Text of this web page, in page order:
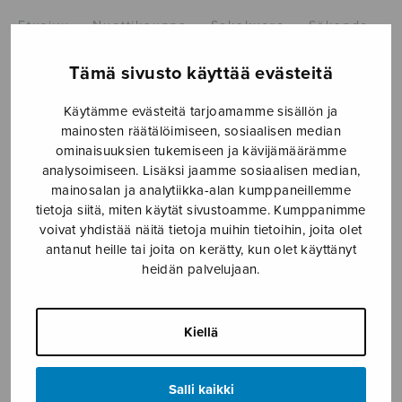
Tämä sivusto käyttää evästeitä
Käytämme evästeitä tarjoamamme sisällön ja
mainosten räätälöimiseen, sosiaalisen median
ominaisuuksien tukemiseen ja kävijämäärämme
analysoimiseen. Lisäksi jaamme sosiaalisen median,
mainosalan ja analytiikka-alan kumppaneillemme
tietoja siitä, miten käytät sivustoamme. Kumppanimme
voivat yhdistää näitä tietoja muihin tietoihin, joita olet
antanut heille tai joita on kerätty, kun olet käyttänyt
heidän palvelujaan.
Kiellä
Salli kaikki
Etusivu › Nuottikauppa › Sekakuoro › Sökande
Sökande vandrar
Mäntyjärvi Jaakko